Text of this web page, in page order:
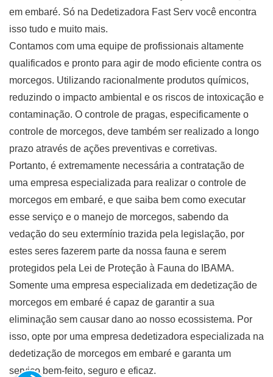
em embaré. Só na Dedetizadora Fast Serv você encontra
isso tudo e muito mais.
Contamos com uma equipe de profissionais altamente
qualificados e pronto para agir de modo eficiente contra os
morcegos. Utilizando racionalmente produtos químicos,
reduzindo o impacto ambiental e os riscos de intoxicação e
contaminação. O controle de pragas, especificamente o
controle de morcegos, deve também ser realizado a longo
prazo através de ações preventivas e corretivas.
Portanto, é extremamente necessária a contratação de
uma empresa especializada para realizar o controle de
morcegos em embaré, e que saiba bem como executar
esse serviço e o manejo de morcegos, sabendo da
vedação do seu extermínio trazida pela legislação, por
estes seres fazerem parte da nossa fauna e serem
protegidos pela Lei de Proteção à Fauna do IBAMA.
Somente uma empresa especializada em dedetização de
morcegos em embaré é capaz de garantir a sua
eliminação sem causar dano ao nosso ecossistema. Por
isso, opte por uma empresa dedetizadora especializada na
dedetização de morcegos em embaré e garanta um
serviço bem-feito, seguro e eficaz.